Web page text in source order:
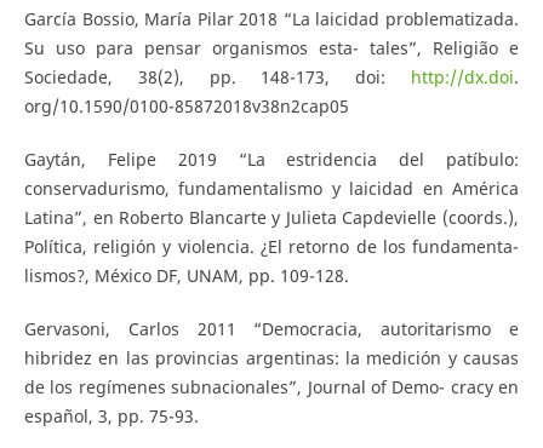
García Bossio, María Pilar 2018 “La laicidad problematizada.
Su uso para pensar organismos esta- tales”, Religião e
Sociedade, 38(2), pp. 148-173, doi: http://dx.doi.
org/10.1590/0100-85872018v38n2cap05
Gaytán, Felipe 2019 “La estridencia del patíbulo:
conservadurismo, fundamentalismo y laicidad en América
Latina”, en Roberto Blancarte y Julieta Capdevielle (coords.),
Política, religión y violencia. ¿El retorno de los fundamenta-
lismos?, México DF, UNAM, pp. 109-128.
Gervasoni, Carlos 2011 “Democracia, autoritarismo e
hibridez en las provincias argentinas: la medición y causas
de los regímenes subnacionales”, Journal of Demo- cracy en
español, 3, pp. 75-93.